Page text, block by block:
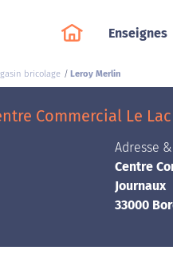
Enseignes
bricolage Leroy Merlin
Commercial Le
Adresse
Centre
Journaux
33000